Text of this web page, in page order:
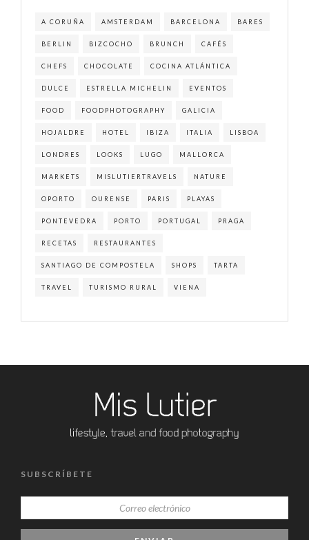
A CORUÑA AMSTERDAM BARCELONA BARES
BERLIN BIZCOCHO BRUNCH CAFÉS
CHEFS CHOCOLATE COCINA ATLÁNTICA
DULCE ESTRELLA MICHELIN EVENTOS
FOOD FOODPHOTOGRAPHY GALICIA
HOJALDRE HOTEL IBIZA ITALIA LISBOA
LONDRES LOOKS LUGO MALLORCA
MARKETS MISLUTIERTRAVELS NATURE
OPORTO OURENSE PARIS PLAYAS
PONTEVEDRA PORTO PORTUGAL PRAGA
RECETAS RESTAURANTES
SANTIAGO DE COMPOSTELA SHOPS TARTA
TRAVEL TURISMO RURAL VIENA
SUBSCRÍBETE